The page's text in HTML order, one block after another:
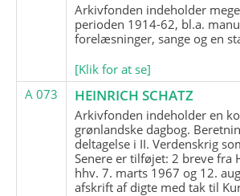
Arkivfonden indeholder
perioden 1914-62, bl.a.
forelæsninger, sange og en
[Klik for at se]
A 073
HEINRICH SCHATZ
Arkivfonden indeholder en
grønlandske dagbog.
deltagelse i II. Verdenskrig
Senere er tilføjet: 2 breve fra
hhv. 7. marts 1967 og 12.
afskrift af digte med tak til